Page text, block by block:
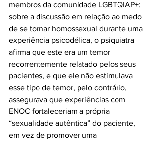
membros da comunidade LGBTQIAP+:
sobre a discussão em relação ao medo
de se tornar homossexual durante uma
experiência psicodélica, o psiquiatra
afirma que este era um temor
recorrentemente relatado pelos seus
pacientes, e que ele não estimulava
esse tipo de temor, pelo contrário,
assegurava que experiências com
ENOC fortaleceriam a própria
“sexualidade autêntica” do paciente,
em vez de promover uma